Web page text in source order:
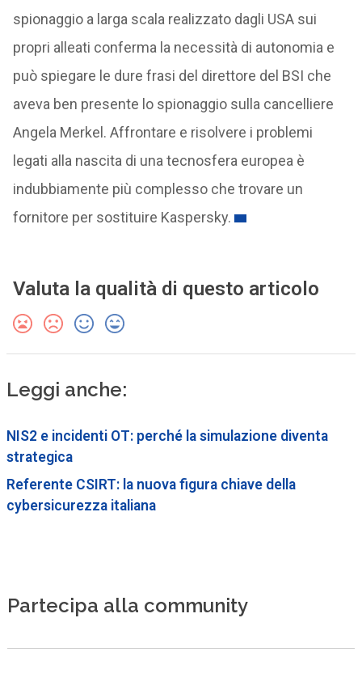
spionaggio a larga scala realizzato dagli USA sui
propri alleati conferma la necessità di autonomia e
può spiegare le dure frasi del direttore del BSI che
aveva ben presente lo spionaggio sulla cancelliere
Angela Merkel. Affrontare e risolvere i problemi
legati alla nascita di una tecnosfera europea è
indubbiamente più complesso che trovare un
fornitore per sostituire Kaspersky.
Valuta la qualità di questo articolo
Leggi anche:
NIS2 e incidenti OT: perché la simulazione diventa
strategica
Referente CSIRT: la nuova figura chiave della
cybersicurezza italiana
Partecipa alla community